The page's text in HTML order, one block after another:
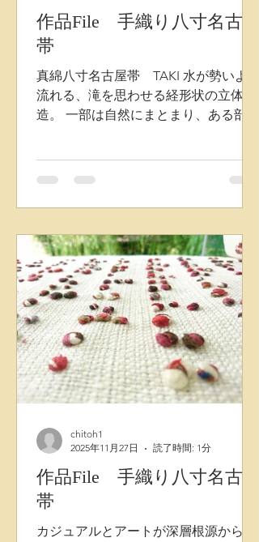
作品File 手織り八寸名古屋
帯
真綿八寸名古屋帯 TAKI 水が勢いよく
流れる、滝を思わせる経形状の立体構
造。 一部は自然にまとまり、ある部分
より、素材感に変化を持たせて織り上
重なりと立体感を表現しています。 株
式会社千藤 藤田織物 帯
作品File 手織り八寸名古屋
帯
カジュアルとアートが深層根源から合
chitoh1
2025年11月27日
読了時間: 1分